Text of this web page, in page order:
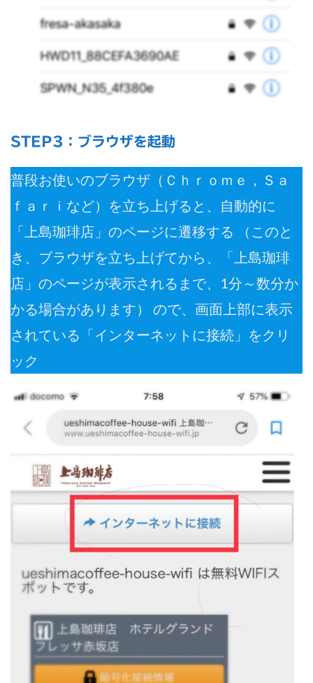
STEP3：ブラウザを起動
普段お使いのブラウザ（Ｃｈｒｏｍｅ，Ｓａ
ｆａｒｉなど）を立ち上げると、自動的に
「上島珈琲店」のページに遷移する （このと
き、ブラウザを立ち上げてから、「上島珈琲
店」のページが表示されるまで、1分～数分か
かる場合があります） ので、画面上部に表示
されている「インターネットに接続」をクリ
ック